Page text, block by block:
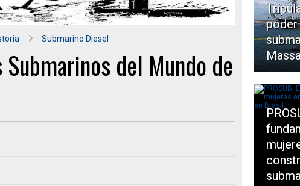
Submarino Diesel
del Mundo de
poder